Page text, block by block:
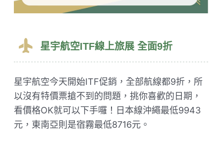
星宇航空ITF線上旅展 全面9折
星宇航空今天開始ITF促銷，全部航線都9折，所
以沒有特價票搶不到的問題，挑你喜歡的日期，
看價格OK就可以下手囉！日本線沖繩最低9943
元，東南亞則是宿霧最低8716元。